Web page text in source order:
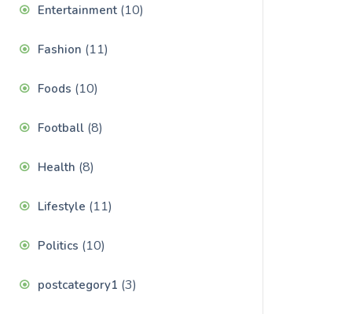
Entertainment (10)
Fashion (11)
Foods (10)
Football (8)
Health (8)
Lifestyle (11)
Politics (10)
postcategory1 (3)